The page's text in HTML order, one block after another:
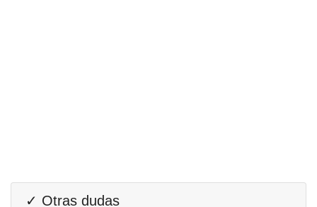
✓ Otras dudas